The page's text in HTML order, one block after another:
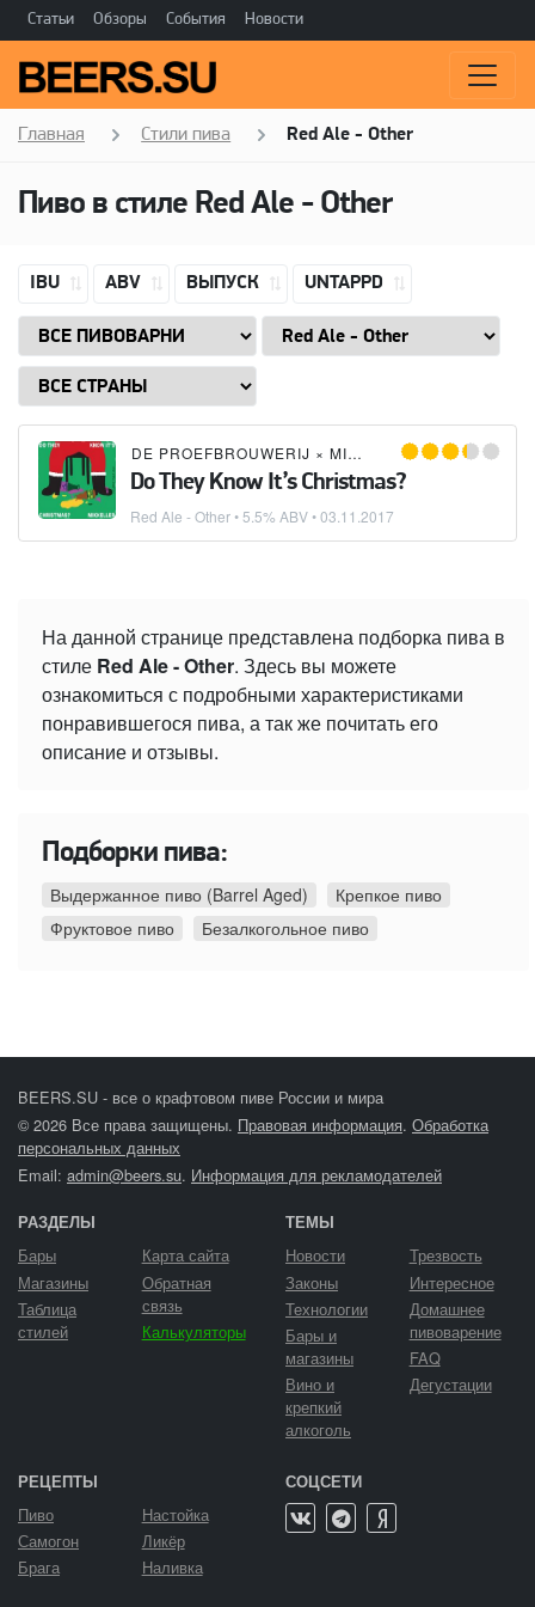
Статьи Обзоры События Новости
Главная Стили пива Red Ale - Other
Пиво в стиле Red Ale - Other
IBU ABV ВЫПУСК UNTAPPD
DE PROEFBROUWERIJ × MIKKELLER
Do They Know It’s Christmas?
Red Ale - Other• 5.5% ABV •03.11.2017
На данной странице представлена подборка пива в
стиле Red Ale - Other. Здесь вы можете
ознакомиться с подробными характеристиками
понравившегося пива, а так же почитать его
описание и отзывы.
Подборки пива:
Выдержанное пиво (Barrel Aged)
Крепкое пиво
Фруктовое пиво
Безалкогольное пиво
BEERS.SU - все о крафтовом пиве России и мира
© 2026 Все права защищены. Правовая информация. Обработка
персональных данных
Email: admin@beers.su. Информация для рекламодателей
РАЗДЕЛЫ
Бары
Магазины
Таблица
стилей
Карта сайта
Обратная
связь
Калькуляторы
ТЕМЫ
Новости
Законы
Технологии
Бары и
магазины
Вино и
крепкий
алкоголь
Трезвость
Интересное
Домашнее
пивоварение
FAQ
Дегустации
РЕЦЕПТЫ
Пиво
Самогон
Брага
Настойка
Ликёр
Наливка
СОЦСЕТИ